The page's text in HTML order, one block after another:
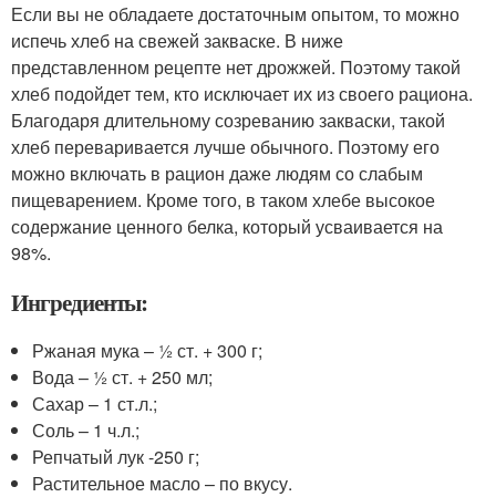
Если вы не обладаете достаточным опытом, то можно
испечь хлеб на свежей закваске. В ниже
представленном рецепте нет дрожжей. Поэтому такой
хлеб подойдет тем, кто исключает их из своего рациона.
Благодаря длительному созреванию закваски, такой
хлеб переваривается лучше обычного. Поэтому его
можно включать в рацион даже людям со слабым
пищеварением. Кроме того, в таком хлебе высокое
содержание ценного белка, который усваивается на
98%.
Ингредиенты:
Ржаная мука – ½ ст. + 300 г;
Вода – ½ ст. + 250 мл;
Сахар – 1 ст.л.;
Соль – 1 ч.л.;
Репчатый лук -250 г;
Растительное масло – по вкусу.